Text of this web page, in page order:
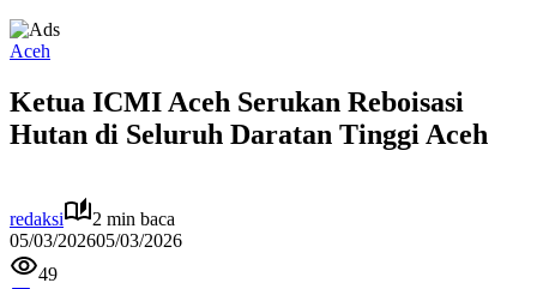
Aceh
Ketua ICMI Aceh Serukan Reboisasi
Hutan di Seluruh Daratan Tinggi Aceh
redaksi
2 min baca
05/03/202605/03/2026
49